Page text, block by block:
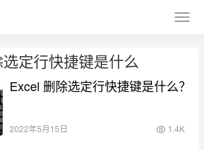
定行快捷键是什么
Excel 删除选定行快捷键是什么？
2022年5月15日 1.4K